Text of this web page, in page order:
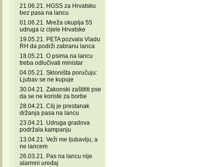
21.06.21. HGSS za Hrvatsku
bez pasa na lancu
01.06.21. Mreža okuplja 55
udruga iz cijele Hrvatske
19.05.21. PETA pozvala Vladu
RH da podrži zabranu lanca
18.05.21. O psima na lancu
treba odlučivati ministar
04.05.21. Skloništa poručuju:
Ljubav se ne kupuje
30.04.21. Zakonski zaštititi pse
da se ne koriste za borbe
28.04.21. Cilj je prestanak
držanja pasa na lancu
23.04.21. Udruga gradova
podržala kampanju
13.04.21. Veži me ljubavlju, a
ne lancem
26.03.21. Pas na lancu nije
alarmni uređaj